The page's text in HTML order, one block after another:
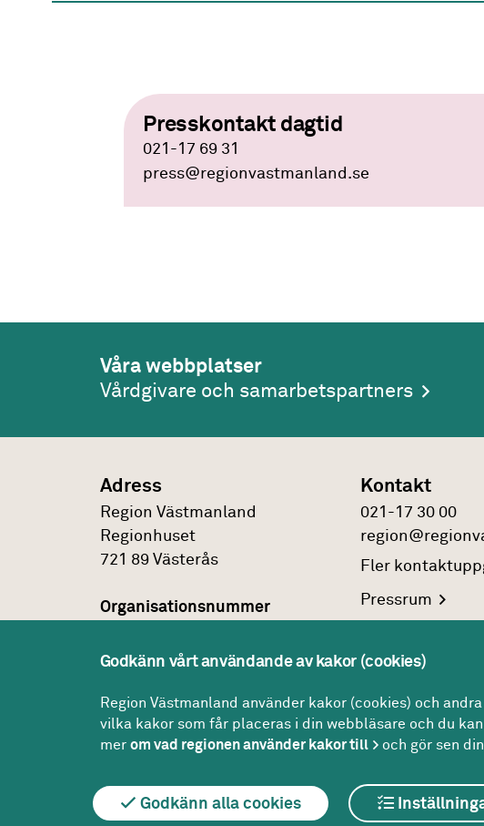
Presskontakt dagtid
021-17 69 31
press@regionvastmanland.se
Våra webbplatser
Vårdgivare och samarbetspartners
Adress
Region Västmanland
Regionhuset
721 89 Västerås
Organisationsnummer
0007:2321000172
Kontakt
021-17 30 00
Fler
Pressrum
Om
Om webbplatsen
Godkänn vårt användande av kakor (cookies)
Region Västmanland använder kakor (cookies) och
vilka kakor som får placeras i din webbläsare och du
mer om vad regionen använder kakor till och gör sen
Godkänn alla cookies